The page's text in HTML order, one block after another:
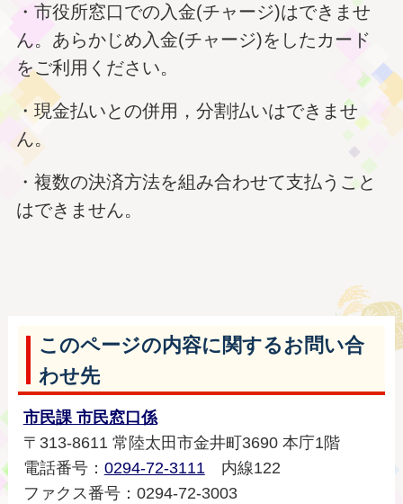
・市役所窓口での入金(チャージ)はできませ
ん。あらかじめ入金(チャージ)をしたカード
をご利用ください。
・現金払いとの併用，分割払いはできませ
ん。
・複数の決済方法を組み合わせて支払うこと
はできません。
このページの内容に関するお問い合
わせ先
市民課 市民窓口係
〒313-8611 常陸太田市金井町3690 本庁1階
電話番号： 0294-72-3111内線122
ファクス番号：0294-72-3003